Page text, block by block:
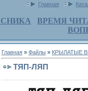
Главная
ВРЕМЯ
Главная » Файлы » КРЫЛАТЫЕ
ТЯП-ЛЯП